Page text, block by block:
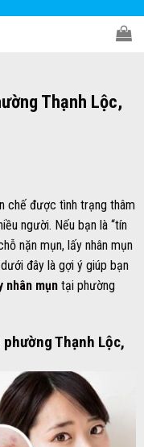
Thạnh Lộc,
chế được tình trạng thâm
người. Nếu bạn là “tín
nặn mụn, lấy nhân mụn
đây là gợi ý giúp bạn
nhân mụn tại phường
Thạnh Lộc,